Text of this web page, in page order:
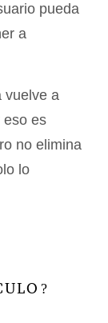
pueda
a
vuelve a
eso es
no elimina
lo
?